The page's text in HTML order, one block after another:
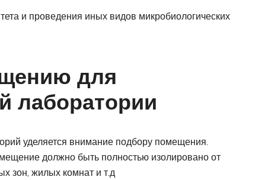
и проведения иных видов микробиологических
для
лаборатории
уделяется внимание подбору помещения.
должно быть полностью изолировано от
зон, жилых комнат и т.д